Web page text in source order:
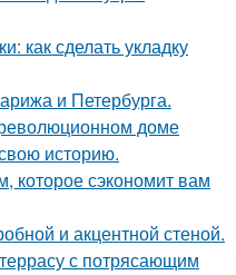
как сделать укладку
и Петербурга.
доме
историю.
сэкономит вам
и акцентной стеной.
с потрясающим